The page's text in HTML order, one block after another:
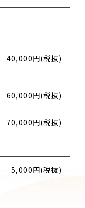
40,000円(税抜)
60,000円(税抜)
70,000円(税抜)
5,000円(税抜)